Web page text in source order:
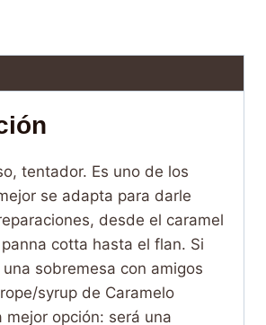
tentador. Es uno de los
se adapta para darle
desde el caramel
cotta hasta el flan. Si
sobremesa con amigos
syrup de Caramelo
mejor opción: será una